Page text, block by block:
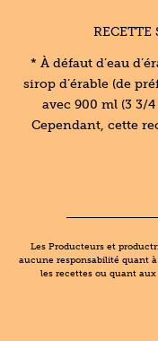
RECETTE
* À défaut d’eau
sirop d’érable (de
avec 900 ml (3 3/4
Cependant, cette
Les Producteurs et
aucune responsabilité quant
les recettes ou quant